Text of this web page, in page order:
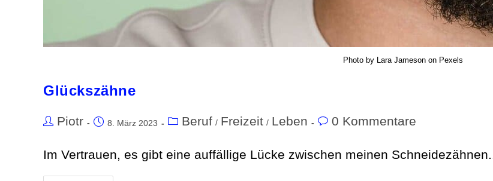
Photo by Lara Jameson on Pexels
Glückszähne
Piotr 8. März 2023 Beruf / Freizeit / Leben 0 Kommentare
Im Vertrauen, es gibt eine auffällige Lücke zwischen meinen Schneidezähnen...